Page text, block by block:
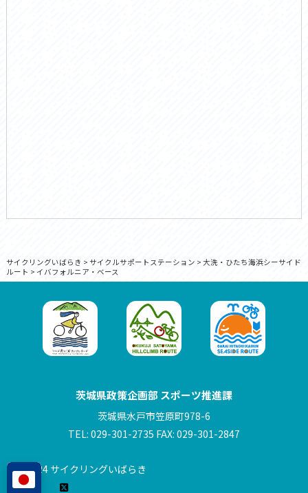
サイクリングいばらき > サイクルサポートステーション > 大洗・ひたち海浜シーサイド
ルート > イバフォルニア・ベース
茨城県政策企画部 スポーツ推進課
茨城県水戸市笠原町978-6
TEL: 029-301-2735 FAX: 029-301-2847
© 2024 サイクリングいばらき